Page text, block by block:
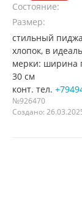
Состояние:
Размер:
стильный
хлопок, в
мерки: ширина
30 см
конт. тел.
№926470
Создано: